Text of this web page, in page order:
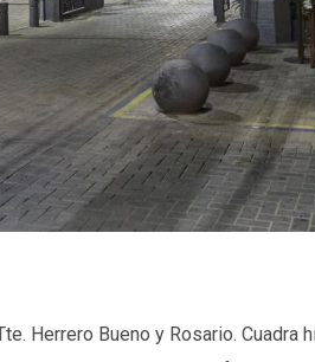
Herrero Bueno y Rosario. Cuadra